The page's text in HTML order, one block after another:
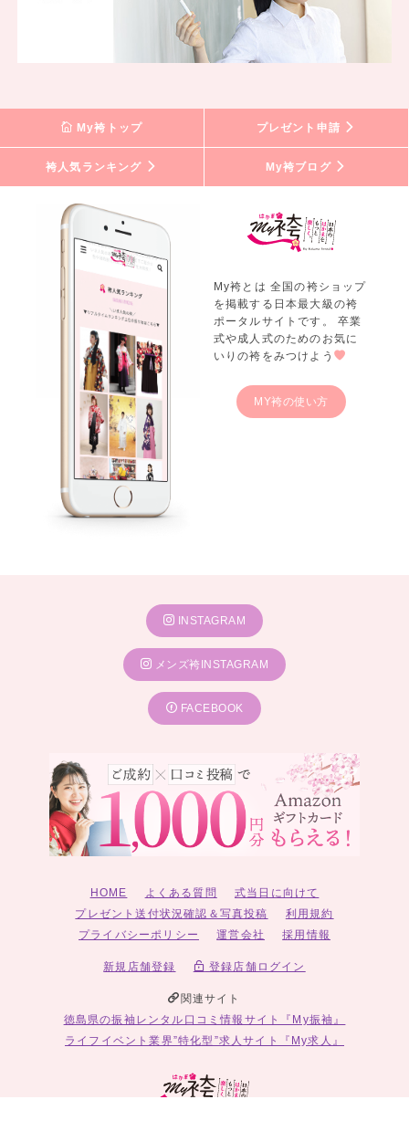
My袴トップ プレゼント申請
袴人気ランキング My袴ブログ
My袴とは 全国の袴ショップ
を掲載する日本最大級の袴
ポータルサイトです。 卒業
式や成人式のためのお気に
いりの袴をみつけよう
MY袴の使い方
INSTAGRAM
メンズ袴INSTAGRAM
FACEBOOK
HOME よくある質問
式当日に向けて
プレゼント送付状況確認＆写真投稿
利用規約
プライバシーポリシー
運営会社 採用情報
新規店舗登録 登録店舗ログイン
関連サイト
徳島県の振袖レンタル口コミ情報サイト『My振袖』
ライフイベント業界”特化型”求人サイト『My求人』